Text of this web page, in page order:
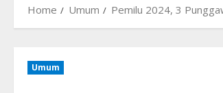
Home Umum Pemilu 2024, 3
Umum